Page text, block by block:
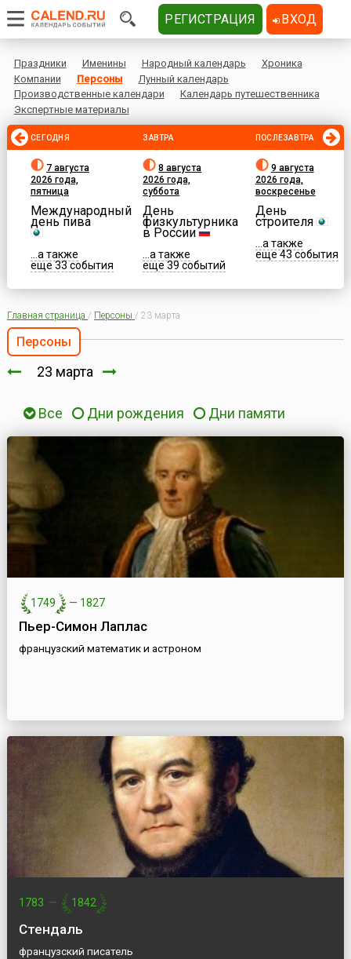
Праздники Именины Народный календарь
Хроника
Компании
Персоны
Лунный календарь
Производственные календари
Календарь путешественника
Экспертные материалы
СЕГОДНЯ
7 августа
2026 года,
пятница
Международный
день пива
...а также
еще 33 события
ЗАВТРА
8 августа
2026 года,
суббота
День
физкультурника
в России
...а также
еще 39 событий
ПОСЛЕЗАВТРА
9 августа
2026 года,
воскресенье
День
строителя
...а также
еще 43 события
Главная страница / Персоны / 23 марта
Персоны
23 марта
Все Дни рождения Дни памяти
1749 — 1827
Пьер-Симон Лаплас
французский математик и астроном
1783 — 1842
Стендаль
французский писатель
РЕГИСТРАЦИЯ ВХОД